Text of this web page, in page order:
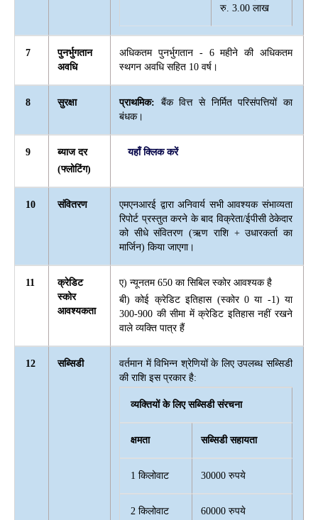
रु. 3.00 लाख
7
पुनर्भुगतान
अवधि
अधिकतम पुनर्भुगतान - 6 महीने की अधिकतम
स्थगन अवधि सहित 10 वर्ष।
8 सुरक्षा प्राथमिक: बैंक वित्त से निर्मित परिसंपत्तियों का
बंधक।
9
ब्याज दर
(फ्लोटिंग)
यहाँ क्लिक करें
10 संवितरण
एमएनआरई द्वारा अनिवार्य सभी आवश्यक संभाव्यता
रिपोर्ट प्रस्तुत करने के बाद विक्रेता/ईपीसी ठेकेदार
को सीधे संवितरण (ऋण राशि + उधारकर्ता का
मार्जिन) किया जाएगा।
11
क्रेडिट
स्कोर
आवश्यकता
ए) न्यूनतम 650 का सिबिल स्कोर आवश्यक है
बी) कोई क्रेडिट इतिहास (स्कोर 0 या -1) या
300-900 की सीमा में क्रेडिट इतिहास नहीं रखने
वाले व्यक्ति पात्र हैं
12 सब्सिडी
वर्तमान में विभिन्न श्रेणियों के लिए उपलब्ध सब्सिडी
की राशि इस प्रकार है:
व्यक्तियों के लिए सब्सिडी संरचना
क्षमता सब्सिडी सहायता
1 किलोवाट 30000 रुपये
2 किलोवाट 60000 रुपये